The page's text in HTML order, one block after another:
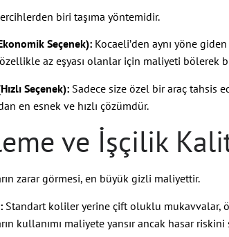
biri taşıma yöntemidir.
Seçenek): Kocaeli’den aynı yöne
az eşyası olanlar için maliyeti bölerek
Seçenek): Sadece size özel bir araç tahsis
en esnek ve hızlı çözümdür.
ve İşçilik
zarar görmesi, en büyük gizli maliyettir.
Standart koliler yerine çift oluklu mukavvalar,
kullanımı maliyete yansır ancak hasar riskini